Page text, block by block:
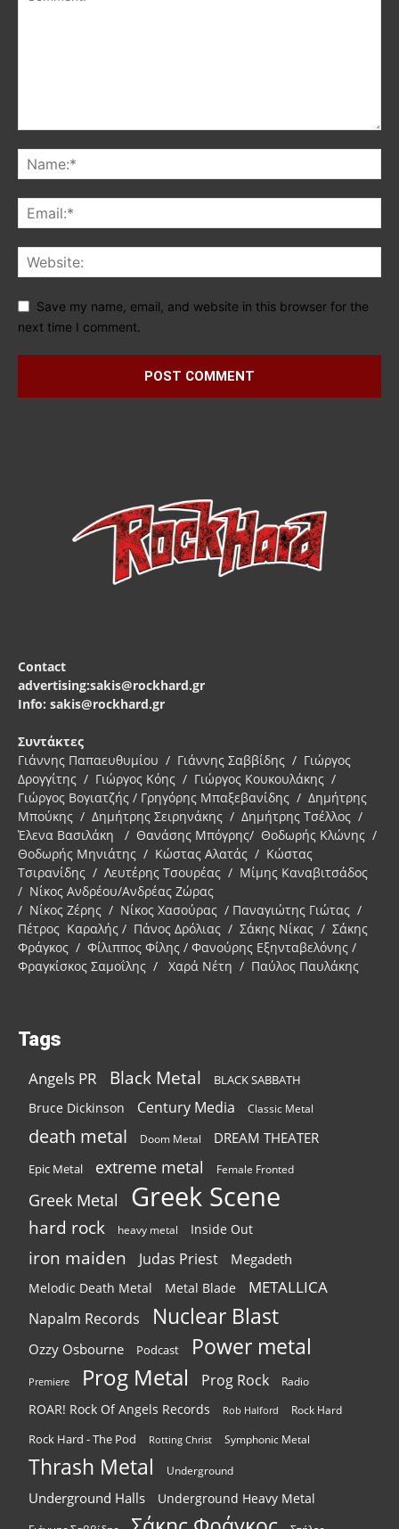
Save my name, email, and website in this browser for the
next time I comment.
Contact
advertising:sakis@rockhard.gr
Info: sakis@rockhard.gr
Συντάκτες
Γιάννης Παπαευθυμίου / Γιάννης Σαββίδης / Γιώργος
Δρογγίτης / Γιώργος Κόης / Γιώργος Κουκουλάκης /
Γιώργος Βογιατζής / Γρηγόρης Μπαξεβανίδης / Δημήτρης
Μπούκης / Δημήτρης Σειρηνάκης / Δημήτρης Τσέλλος /
Έλενα Βασιλάκη / Θανάσης Μπόγρης/ Θοδωρής Κλώνης /
Θοδωρής Μηνιάτης / Κώστας Αλατάς / Κώστας
Τσιρανίδης / Λευτέρης Τσουρέας / Μίμης Καναβιτσάδος
/ Νίκος Ανδρέου/Ανδρέας Ζώρας
/ Νίκος Ζέρης / Νίκος Χασούρας / Παναγιώτης Γιώτας /
Πέτρος Καραλής / Πάνος Δρόλιας / Σάκης Νίκας / Σάκης
Φράγκος / Φίλιππος Φίλης / Φανούρης Εξηνταβελόνης /
Φραγκίσκος Σαμοΐλης / Χαρά Νέτη / Παύλος Παυλάκης
Tags
Angels PR Black Metal BLACK SABBATH
Bruce Dickinson Century Media Classic Metal
death metal Doom Metal DREAM THEATER
Epic Metal extreme metal Female Fronted
Greek Metal Greek Scene
hard rock heavy metal Inside Out
iron maiden Judas Priest Megadeth
Melodic Death Metal Metal Blade METALLICA
Napalm Records Nuclear Blast
Ozzy Osbourne Podcast Power metal
Premiere Prog Metal Prog Rock Radio
ROAR! Rock Of Angels Records Rob Halford Rock Hard
Rock Hard - The Pod Rotting Christ Symphonic Metal
Thrash Metal Underground
Underground Halls Underground Heavy Metal